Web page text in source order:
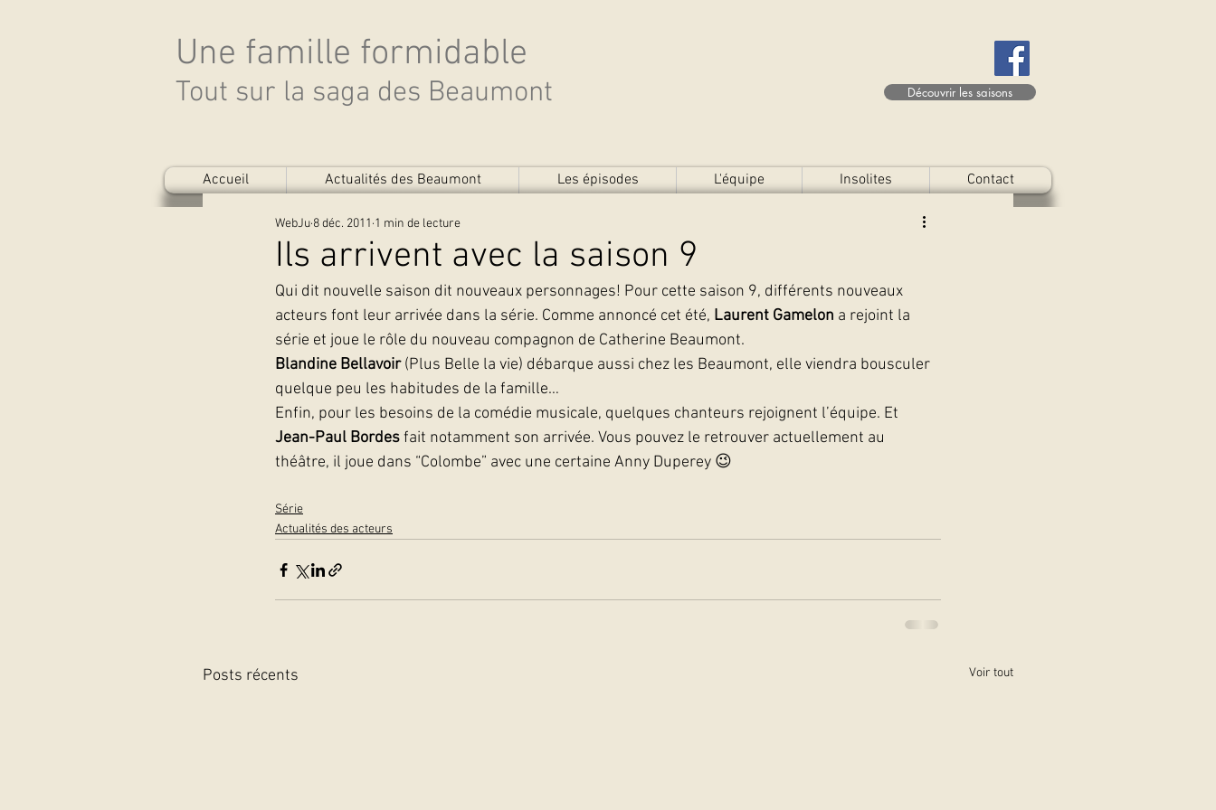
Une famille formidable
Tout sur la saga des Beaumont Découvrir les saisons
Accueil Actualités des Beaumont Les épisodes L'équipe Insolites Contact
Ils arrivent avec la saison 9
WebJu 8 déc. 2011 1 min de lecture
Qui dit nouvelle saison dit nouveaux personnages! Pour cette saison 9, différents nouveaux
acteurs font leur arrivée dans la série. Comme annoncé cet été, Laurent Gamelon a rejoint la
série et joue le rôle du nouveau compagnon de Catherine Beaumont.
Blandine Bellavoir (Plus Belle la vie) débarque aussi chez les Beaumont, elle viendra bousculer
quelque peu les habitudes de la famille…
Enfin, pour les besoins de la comédie musicale, quelques chanteurs rejoignent l’équipe. Et
Jean-Paul Bordes fait notamment son arrivée. Vous pouvez le retrouver actuellement au
théâtre, il joue dans “Colombe” avec une certaine Anny Duperey 😉
Série
Actualités des acteurs
Posts récents Voir tout